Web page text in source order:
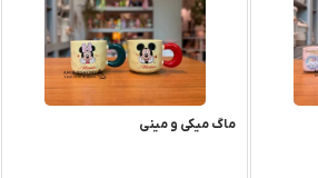
ماگ میکی و مینی